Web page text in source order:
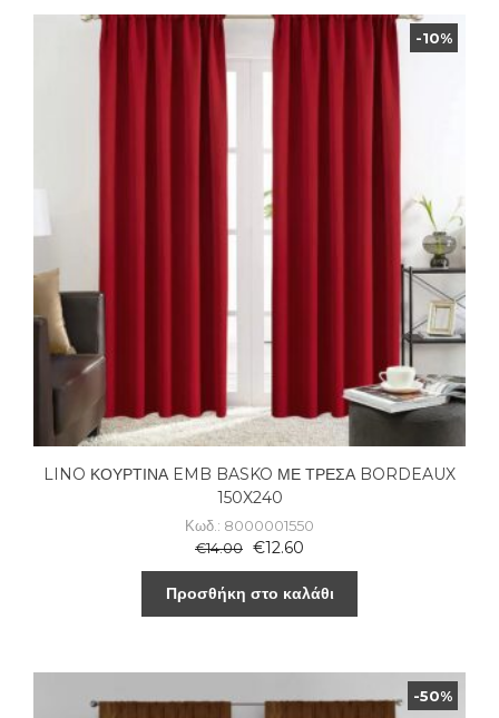
-10%
LINO ΚΟΥΡΤΙΝΑ EMB BASKO ΜΕ ΤΡΕΣΑ BORDEAUX
150X240
Κωδ.: 8000001550
€14.00 €12.60
Προσθήκη στο καλάθι
-50%